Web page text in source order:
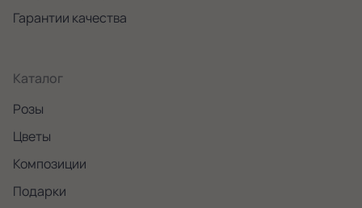
Гарантии качества
Каталог
Розы
Цветы
Композиции
Подарки